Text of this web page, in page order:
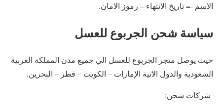
الاسم -= تاريخ الانتهاء – رموز الامان.
سياسة شحن الجربوع للعسل
حيث يوصل متجر الجربوع للعسل الي جميع مدن المملكة العربية
السعودية والدول الاتية الإمارات – الكويت – قطر – البحرين.
شركات شحن: